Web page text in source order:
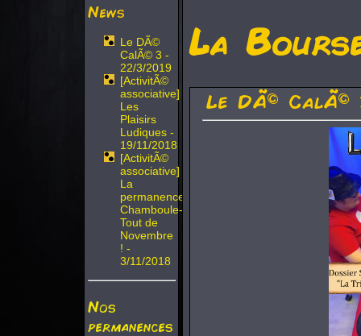
News
Le DÃ©
CalÃ© 3 -
22/3/2019
[ActivitÃ©
associative]
Les
Plaisirs
Ludiques -
19/11/2018
[ActivitÃ©
associative]
La
permanence
Chamboule-
Tout de
Novembre
! -
3/11/2018
Nos
permanences
La
Le DÃ© CalÃ©